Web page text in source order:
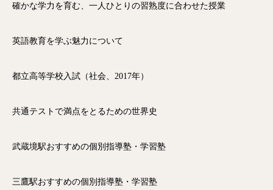
確かな学力を育む、一人ひとりの習熟度に合わせた授業
英語教育を学ぶ魅力について
都立高等学校入試（社会、2017年）
共通テストで満点をとるための世界史
武蔵境駅おすすめの個別指導塾・学習塾
三鷹駅おすすめの個別指導塾・学習塾